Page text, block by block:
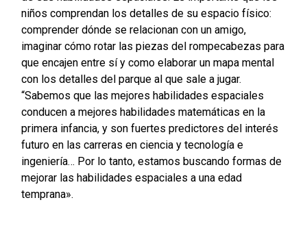
niños comprendan los detalles de su espacio físico:
comprender dónde se relacionan con un amigo,
imaginar cómo rotar las piezas del rompecabezas para
que encajen entre sí y como elaborar un mapa mental
con los detalles del parque al que sale a jugar.
“Sabemos que las mejores habilidades espaciales
conducen a mejores habilidades matemáticas en la
primera infancia, y son fuertes predictores del interés
futuro en las carreras en ciencia y tecnología e
ingeniería… Por lo tanto, estamos buscando formas de
mejorar las habilidades espaciales a una edad
temprana».